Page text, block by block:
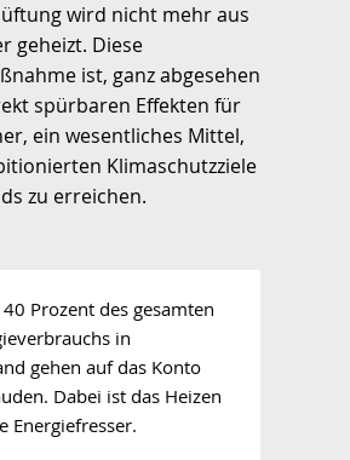
wird nicht mehr aus
geheizt. Diese
ist, ganz abgesehen
spürbaren Effekten für
ein wesentliches Mittel,
Klimaschutzziele
zu erreichen.
40 Prozent des gesamten
in
gehen auf das Konto
Dabei ist das Heizen
Energiefresser.